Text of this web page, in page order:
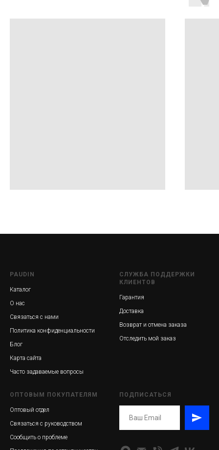
PAUDIN
Каталог
О нас
Связаться с нами
Политика конфиденциальности
Блог
Карта сайта
Часто задаваемые вопросы
СЛУЖБА ПОДДЕРЖКИ
КЛИЕНТОВ
Гарантия
Доставка
Возврат и отмена заказа
Отследить мой заказ
ОПТОВЫМ ПОКУПАТЕЛЯМ
Оптовый отдел
Связаться с руководством
Сообщить о проблеме
ПОДПИСАТЬСЯ